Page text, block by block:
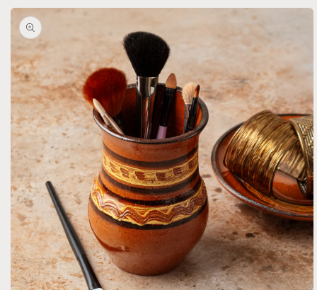
Passer aux
informations
produits